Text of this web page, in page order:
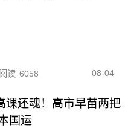
阅读 6058 08-04
课还魂！高市早苗两把
国运